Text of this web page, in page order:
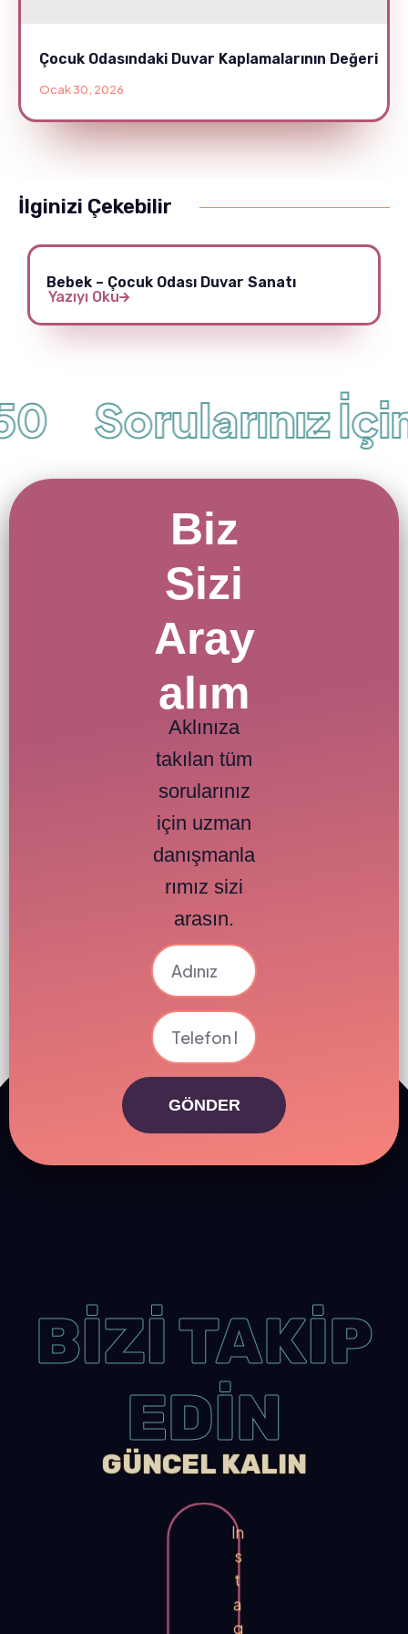
Çocuk Odasındaki Duvar Kaplamalarının Değeri
Ocak 30, 2026
İlginizi Çekebilir
Bebek – Çocuk Odası Duvar Sanatı
Yazıyı Oku
Sorularınız İçin
Biz
Sizi
Aray
alım
Aklınıza
takılan tüm
sorularınız
için uzman
danışmanla
rımız sizi
arasın.
GÖNDER
BİZİ TAKİP
EDİN
GÜNCEL KALIN
In
s
t
a